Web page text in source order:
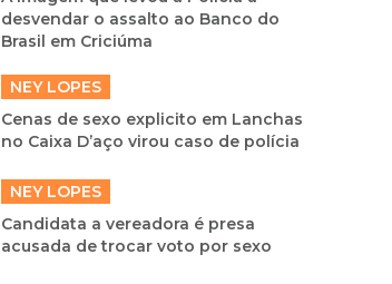
desvendar o assalto ao Banco do
Brasil em Criciúma
NEY LOPES
Cenas de sexo explicito em Lanchas
no Caixa D’aço virou caso de polícia
NEY LOPES
Candidata a vereadora é presa
acusada de trocar voto por sexo